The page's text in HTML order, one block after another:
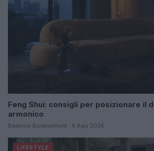
Feng Shui: consigli per posizionare il
armonico
Beatrice Bonaventura · 9 Ago 2026
LIFESTYLE